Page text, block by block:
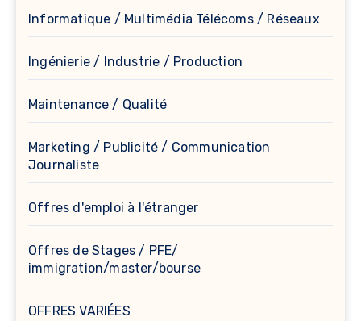
Informatique / Multimédia Télécoms / Réseaux
Ingénierie / Industrie / Production
Maintenance / Qualité
Marketing / Publicité / Communication
Journaliste
Offres d'emploi à l'étranger
Offres de Stages / PFE/
immigration/master/bourse
OFFRES VARIÉES